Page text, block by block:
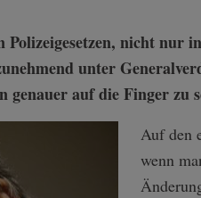
nicht nur
unter
genauer auf die Finger zu
Auf den
wenn